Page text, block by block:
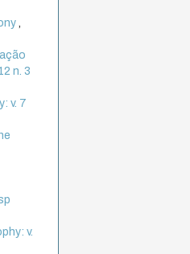
,
n. 3
v. 7
v.